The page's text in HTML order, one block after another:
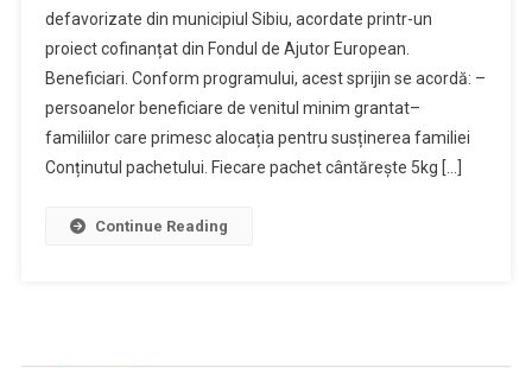
defavorizate din municipiul Sibiu, acordate printr-un
proiect cofinanțat din Fondul de Ajutor European.
Beneficiari. Conform programului, acest sprijin se acordă: –
persoanelor beneficiare de venitul minim grantat–
familiilor care primesc alocația pentru susținerea familiei
Conținutul pachetului. Fiecare pachet cântărește 5kg […]
Continue Reading